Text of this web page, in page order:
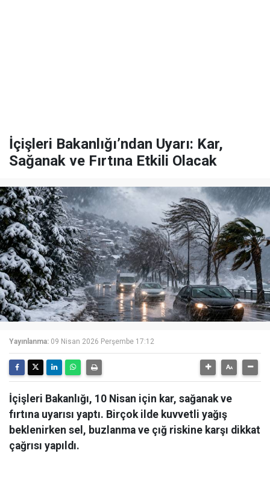
İçişleri Bakanlığı’ndan Uyarı: Kar,
Sağanak ve Fırtına Etkili Olacak
Yayınlanma: 09 Nisan 2026 Perşembe 17:12
İçişleri Bakanlığı, 10 Nisan için kar, sağanak ve
fırtına uyarısı yaptı. Birçok ilde kuvvetli yağış
beklenirken sel, buzlanma ve çığ riskine karşı dikkat
çağrısı yapıldı.